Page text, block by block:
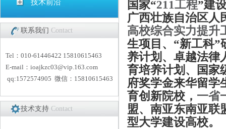
技术前沿
联系我们 Contact
Tel：010-61446422 15810615463
E-mail： ioajkzc03@vip.163.com
qq:1572574905 微信：15810615463
技术支持 Contact
国家“211工程”建
广西壮族自治区人
高校综合实力提升
生项目、“新工科”
养计划、卓越法律
育培养计划、国家
府奖学金来华留学
育创新院校， 一省
盟、南亚东南亚联
型大学建设高校。